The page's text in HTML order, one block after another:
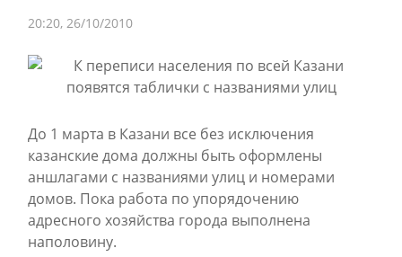
20:20 26/10/2010
До 1 марта в Казани все без исключения
казанские дома должны быть оформлены
аншлагами с названиями улиц и номерами
домов. Пока работа по упорядочению
адресного хозяйства города выполнена
наполовину.